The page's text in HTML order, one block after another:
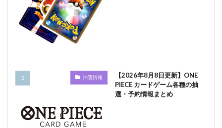
抽選情報
【2026年8月8日更新】ONE
PIECE カードゲーム各種の抽
選・予約情報まとめ